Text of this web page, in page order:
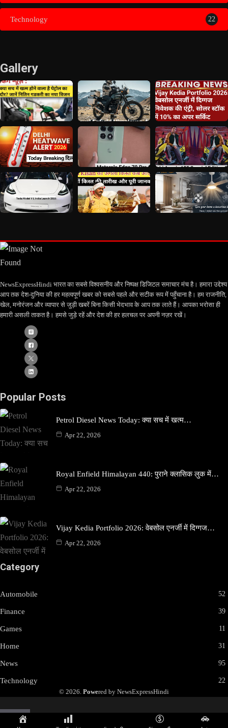
Technology 22
Gallery
NewsExpressHindi भारत का सबसे विश्वसनीय और निष्पक्ष डिजिटल समाचार मंच है। हमारा उद्देश्य
आप तक देश-दुनिया की हर महत्वपूर्ण खबर को सबसे पहले और सटीक रूप में पहुँचाना है। हम राजनीति,
खेल, मनोरंजन और व्यापार से जुड़ी खबरें बिना किसी भेदभाव के आप तक लाते हैं। आपका भरोसा ही
हमारी असली ताकत है। हमसे जुड़े रहें और देश की हर हलचल पर अपनी नज़र रखें।
Popular Posts
Petrol Diesel News Today: क्या सच में खत्म…
Apr 22, 2026
Royal Enfield Himalayan 440: पुराने क्लासिक लुक में…
Apr 22, 2026
Vijay Kedia Portfolio 2026: वेबसोल एनर्जी में दिग्गज…
Apr 22, 2026
Category
Automobile 52
Finance 39
Games 11
Home 31
News 95
Technology
22
© 2026. Powered by NewsExpressHindi
🌙